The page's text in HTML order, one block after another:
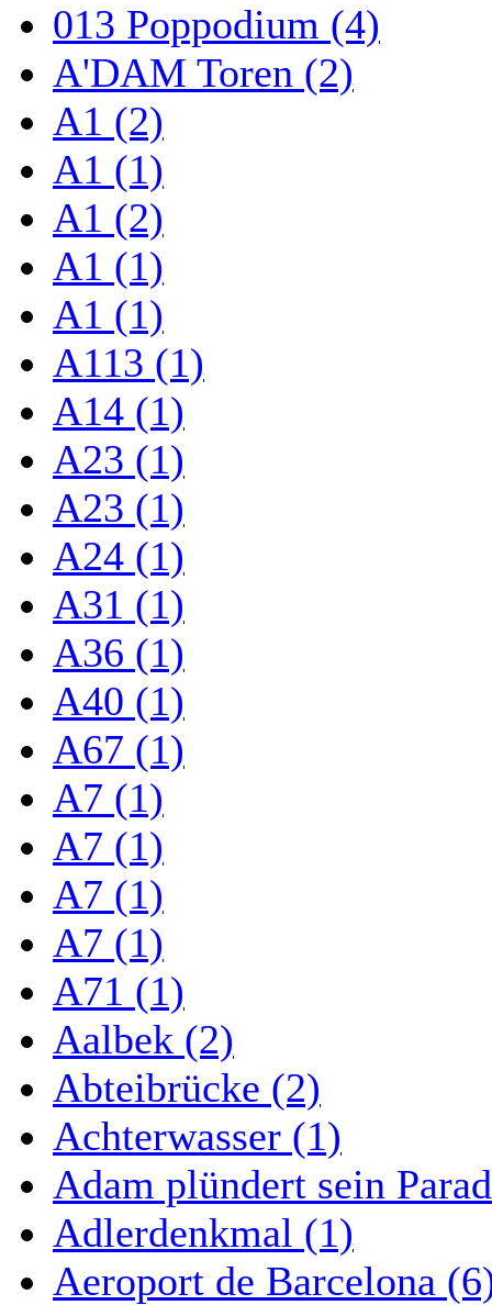
013 Poppodium (4)
A'DAM Toren (2)
A1 (2)
A1 (1)
A1 (2)
A1 (1)
A1 (1)
A113 (1)
A14 (1)
A23 (1)
A23 (1)
A24 (1)
A31 (1)
A36 (1)
A40 (1)
A67 (1)
A7 (1)
A7 (1)
A7 (1)
A7 (1)
A71 (1)
Aalbek (2)
Abteibrücke (2)
Achterwasser (1)
Adam plündert sein
Adlerdenkmal (1)
Aeroport de Barcelona